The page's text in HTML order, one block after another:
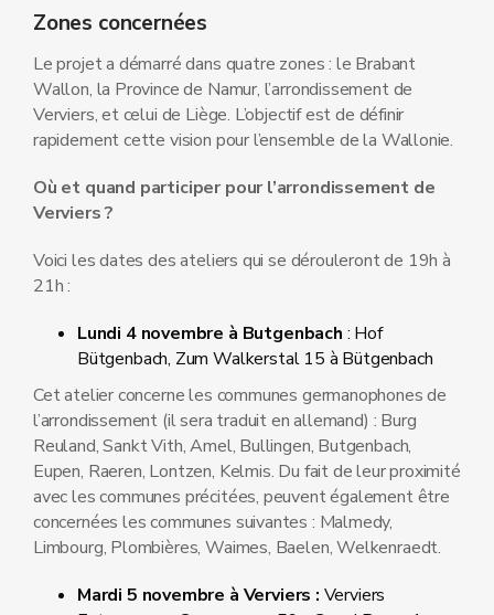
Zones concernées
Le projet a démarré dans quatre zones : le Brabant
Wallon, la Province de Namur, l’arrondissement de
Verviers, et celui de Liège. L’objectif est de définir
rapidement cette vision pour l’ensemble de la Wallonie.
Où et quand participer pour l’arrondissement de
Verviers ?
Voici les dates des ateliers qui se dérouleront de 19h à
21h :
Lundi 4 novembre à Butgenbach : Hof
Bütgenbach, Zum Walkerstal 15 à Bütgenbach
Cet atelier concerne les communes germanophones de
l’arrondissement (il sera traduit en allemand) : Burg
Reuland, Sankt Vith, Amel, Bullingen, Butgenbach,
Eupen, Raeren, Lontzen, Kelmis. Du fait de leur proximité
avec les communes précitées, peuvent également être
concernées les communes suivantes : Malmedy,
Limbourg, Plombières, Waimes, Baelen, Welkenraedt.
Mardi 5 novembre à Verviers : Verviers